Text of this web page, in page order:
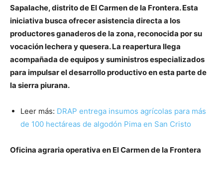
Sapalache, distrito de El Carmen de la Frontera. Esta
iniciativa busca ofrecer asistencia directa a los
productores ganaderos de la zona, reconocida por su
vocación lechera y quesera. La reapertura llega
acompañada de equipos y suministros especializados
para impulsar el desarrollo productivo en esta parte de
la sierra piurana.
Leer más: DRAP entrega insumos agrícolas para más
de 100 hectáreas de algodón Pima en San Cristo
Oficina agraria operativa en El Carmen de la Frontera